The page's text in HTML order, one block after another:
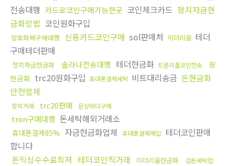
전송대행 카드로코인구매가능한곳 코인체크카드 정치자금현
금화방법 코인원화구입
암호화폐구매대행 신용카드코인구매 sol판매처 이더리움 테더
구매테더판매
정치자금현금화 솔라나전송대행 테더현금화 트론리플코인전송
핑
현금화 trc20원화구입 휴대폰결제세탁 비트대리송금 돈현금화
안전업체
장외거래 trc20판매 문상테더구매
tron구매대행 돈세탁해외거래소
휴대폰결제85% 자금현금화업체 휴대폰결제매입
테더코인판매
합니다
돈믹싱수수료최저 테더코인직거래 이더리움현금화
검돈세탁업